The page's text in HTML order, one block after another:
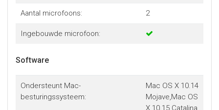
Aantal microfoons: 2
Ingebouwde microfoon:
Software
Ondersteunt Mac-
besturingssysteem:
Mac OS X 10.14
Mojave,Mac OS
X 10.15 Catalina